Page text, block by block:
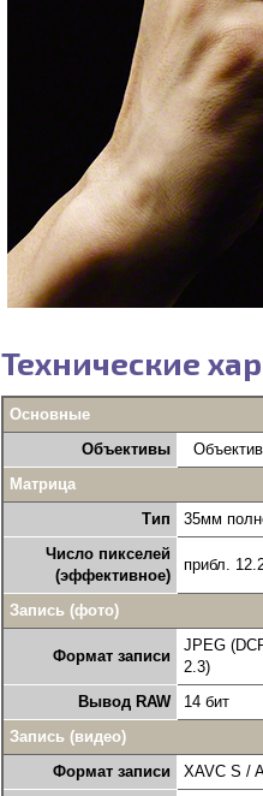
Технические
Основные
Объективы
Матрица
Тип
35мм
Число пикселей
(эффективное)
прибл.
Запись (фото)
Формат записи
JPEG
2.3)
Вывод RAW
14 бит
Запись (видео)
Формат записи
XAVC S /